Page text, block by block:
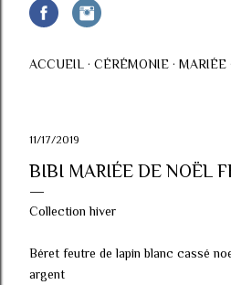
ACCUEIL CÉRÉMONIE MARIÉE
11/17/2019
BIBI MARIÉE DE NOËL
Collection hiver
Béret feutre de lapin blanc cassé
argent